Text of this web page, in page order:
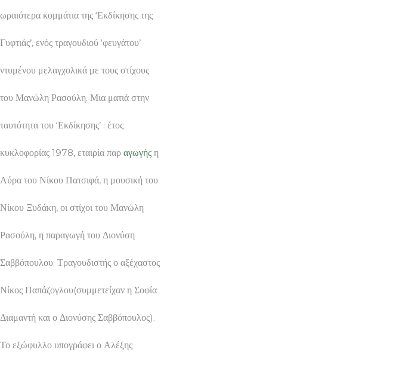
ωραιότερα κομμάτια της ‘Εκδίκησης της
Γυφτιάς’, ενός τραγουδιού ‘φευγάτου’
ντυμένου μελαγχολικά με τους στίχους
του Μανώλη Ρασούλη. Μια ματιά στην
ταυτότητα του ‘Εκδίκησης’ : έτος
κυκλοφορίας 1978, εταιρία παρ αγωγής η
Λύρα του Νίκου Πατσιφά, η μουσική του
Νίκου Ξυδάκη, οι στίχοι του Μανώλη
Ρασούλη, η παραγωγή του Διονύση
Σαββόπουλου. Τραγουδιστής ο αξέχαστος
Νίκος Παπάζογλου(συμμετείχαν η Σοφία
Διαμαντή και ο Διονύσης Σαββόπουλος).
Το εξώφυλλο υπογράφει ο Αλέξης